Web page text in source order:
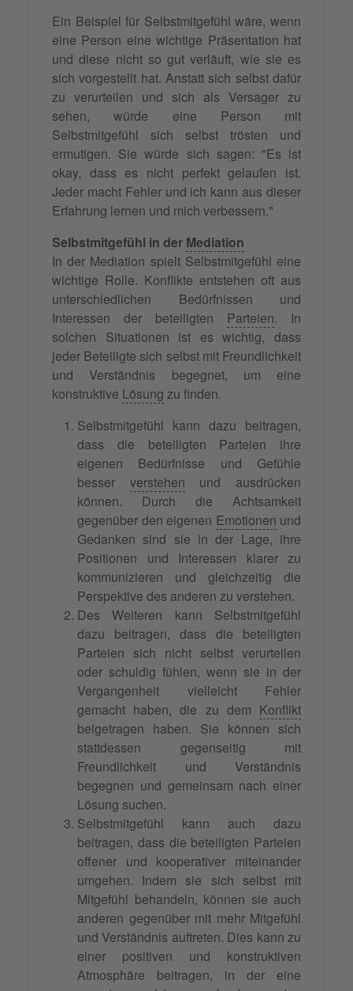
Ein Beispiel für Selbstmitgefühl wäre, wenn
eine Person eine wichtige Präsentation hat
und diese nicht so gut verläuft, wie sie es
sich vorgestellt hat. Anstatt sich selbst dafür
zu verurteilen und sich als Versager zu
sehen, würde eine Person mit
Selbstmitgefühl sich selbst trösten und
ermutigen. Sie würde sich sagen: "Es ist
okay, dass es nicht perfekt gelaufen ist.
Jeder macht Fehler und ich kann aus dieser
Erfahrung lernen und mich verbessern."
Selbstmitgefühl in der Mediation
In der Mediation spielt Selbstmitgefühl eine
wichtige Rolle. Konflikte entstehen oft aus
unterschiedlichen Bedürfnissen und
Interessen der beteiligten Parteien. In
solchen Situationen ist es wichtig, dass
jeder Beteiligte sich selbst mit Freundlichkeit
und Verständnis begegnet, um eine
konstruktive Lösung zu finden.
Selbstmitgefühl kann dazu beitragen,
dass die beteiligten Parteien ihre
eigenen Bedürfnisse und Gefühle
besser verstehen und ausdrücken
können. Durch die Achtsamkeit
gegenüber den eigenen Emotionen und
Gedanken sind sie in der Lage, ihre
Positionen und Interessen klarer zu
kommunizieren und gleichzeitig die
Perspektive des anderen zu verstehen.
Des Weiteren kann Selbstmitgefühl
dazu beitragen, dass die beteiligten
Parteien sich nicht selbst verurteilen
oder schuldig fühlen, wenn sie in der
Vergangenheit vielleicht Fehler
gemacht haben, die zu dem Konflikt
beigetragen haben. Sie können sich
stattdessen gegenseitig mit
Freundlichkeit und Verständnis
begegnen und gemeinsam nach einer
Lösung suchen.
Selbstmitgefühl kann auch dazu
beitragen, dass die beteiligten Parteien
offener und kooperativer miteinander
umgehen. Indem sie sich selbst mit
Mitgefühl behandeln, können sie auch
anderen gegenüber mit mehr Mitgefühl
und Verständnis auftreten. Dies kann zu
einer positiven und konstruktiven
Atmosphäre beitragen, in der eine